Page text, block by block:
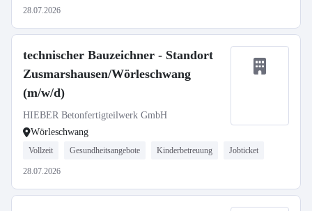
28.07.2026
technischer Bauzeichner - Standort
Zusmarshausen/Wörleschwang
(m/w/d)
HIEBER Betonfertigteilwerk GmbH
Wörleschwang
Vollzeit Gesundheitsangebote Kinderbetreuung Jobticket
28.07.2026